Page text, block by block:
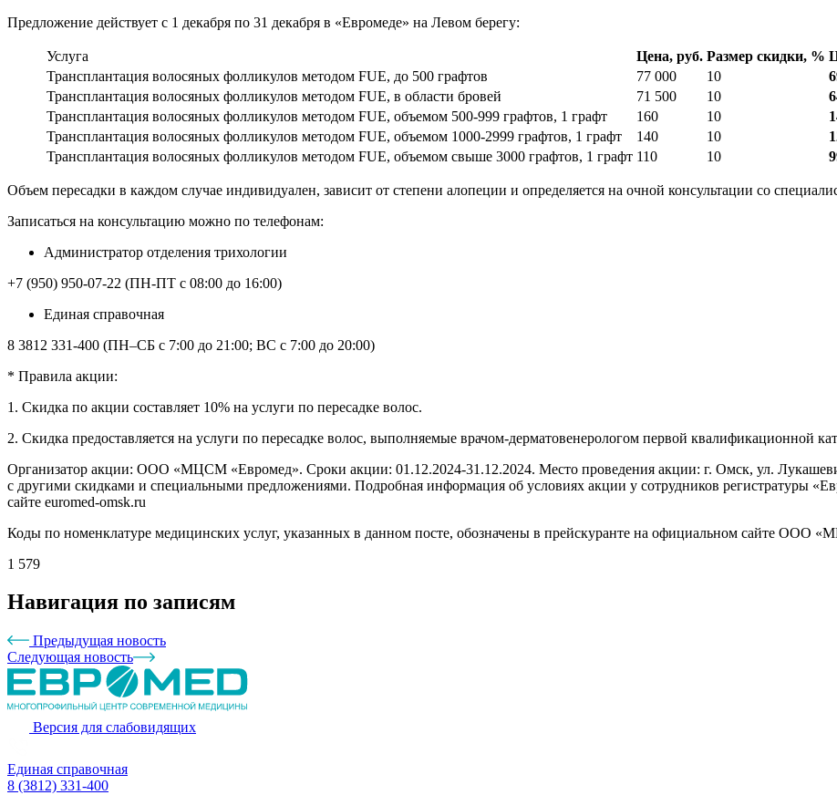
Предложение действует с 1 декабря по 31 декабря в «Евромеде» на Левом берегу:
Услуга Цена, руб. Размер скидки, %
Трансплантация волосяных фолликулов методом FUE, до 500 графтов
77 000 10
Трансплантация волосяных фолликулов методом FUE, в области бровей
71 500 10
Трансплантация волосяных фолликулов методом FUE, объемом 500-999 графтов, 1 графт
160 10
Трансплантация волосяных фолликулов методом FUE, объемом 1000-2999 графтов, 1 графт
140 10
Трансплантация волосяных фолликулов методом FUE, объемом свыше 3000 графтов, 1 графт 110 10
Объем пересадки в каждом случае индивидуален, зависит от степени алопеции и определяется на очной консультации со
Записаться на консультацию можно по телефонам:
Администратор отделения трихологии
+7 (950) 950-07-22 (ПН-ПТ с 08:00 до 16:00)
Единая справочная
8 3812 331-400 (ПН–СБ с 7:00 до 21:00; ВС с 7:00 до 20:00)
* Правила акции:
1. Скидка по акции составляет 10% на услуги по пересадке волос.
2. Скидка предоставляется на услуги по пересадке волос, выполняемые врачом-дерматовенерологом первой квалификационной
Организатор акции: ООО «МЦСМ «Евромед». Сроки акции: 01.12.2024-31.12.2024. Место проведения акции: г. Омск, ул.
с другими скидками и специальными предложениями. Подробная информация об условиях акции у сотрудников регистратуры
сайте euromed-omsk.ru
Коды по номенклатуре медицинских услуг, указанных в данном посте, обозначены в прейскуранте на официальном сайте ООО
1 579
Навигация по записям
Предыдущая новость
Следующая новость
Версия для слабовидящих
Единая справочная
8 (3812) 331-400